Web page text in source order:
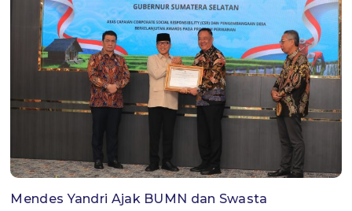
Mendes Yandri Ajak BUMN dan Swasta